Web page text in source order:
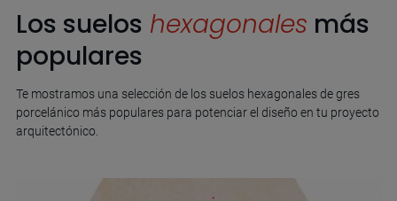
Los suelos hexagonales más
populares
Te mostramos una selección de los suelos hexagonales de gres
porcelánico más populares para potenciar el diseño en tu proyecto
arquitectónico.